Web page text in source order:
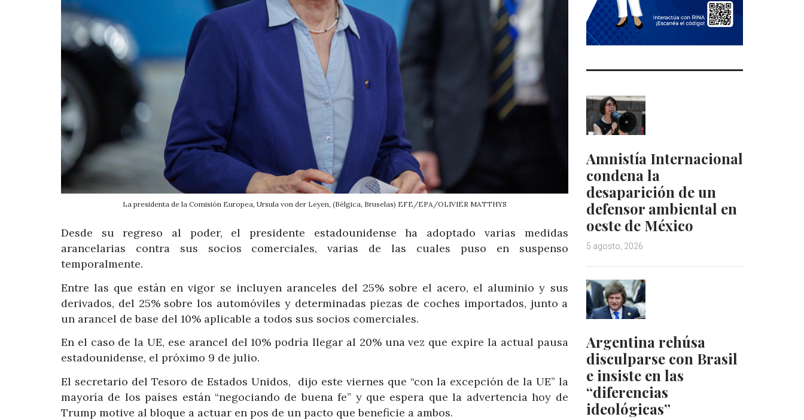
La presidenta de la Comisión Europea, Ursula von der Leyen, (Bélgica, Bruselas) EFE/EPA/OLIVIER MATTHYS
Desde su regreso al poder, el presidente estadounidense ha adoptado varias medidas
arancelarias contra sus socios comerciales, varias de las cuales puso en suspenso
temporalmente.
Entre las que están en vigor se incluyen aranceles del 25% sobre el acero, el aluminio y sus
derivados, del 25% sobre los automóviles y determinadas piezas de coches importados, junto a
un arancel de base del 10% aplicable a todos sus socios comerciales.
En el caso de la UE, ese arancel del 10% podría llegar al 20% una vez que expire la actual pausa
estadounidense, el próximo 9 de julio.
El secretario del Tesoro de Estados Unidos, dijo este viernes que “con la excepción de la UE” la
mayoría de los países están “negociando de buena fe” y que espera que la advertencia hoy de
Trump motive al bloque a actuar en pos de un pacto que beneficie a ambos.
Amnistía Internacional
condena la
desaparición de un
defensor ambiental en
oeste de México
5 agosto, 2026
Argentina rehúsa
disculparse con Brasil
e insiste en las
“diferencias
ideológicas”